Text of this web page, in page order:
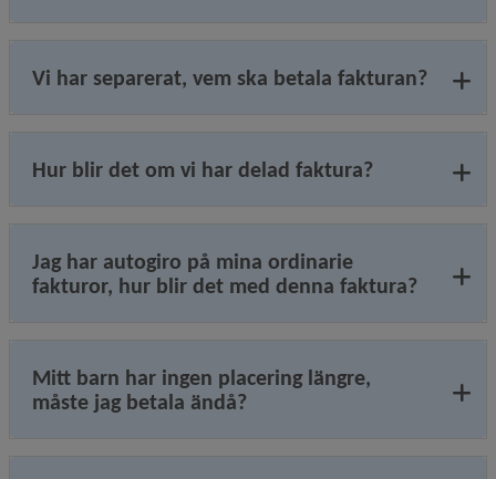
Vi har separerat, vem ska betala fakturan?
Hur blir det om vi har delad faktura?
Jag har autogiro på mina ordinarie
fakturor, hur blir det med denna faktura?
Mitt barn har ingen placering längre,
måste jag betala ändå?